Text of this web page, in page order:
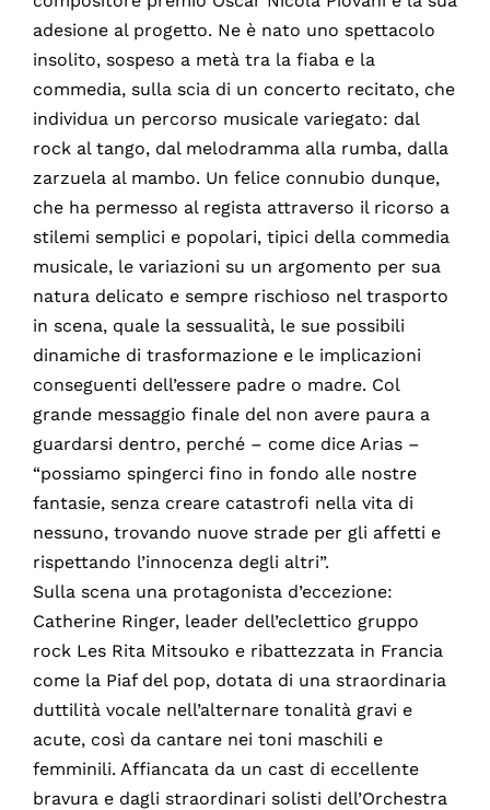
adesione al progetto. Ne è nato uno spettacolo
insolito, sospeso a metà tra la fiaba e la
commedia, sulla scia di un concerto recitato, che
individua un percorso musicale variegato: dal
rock al tango, dal melodramma alla rumba, dalla
zarzuela al mambo. Un felice connubio dunque,
che ha permesso al regista attraverso il ricorso a
stilemi semplici e popolari, tipici della commedia
musicale, le variazioni su un argomento per sua
natura delicato e sempre rischioso nel trasporto
in scena, quale la sessualità, le sue possibili
dinamiche di trasformazione e le implicazioni
conseguenti dell’essere padre o madre. Col
grande messaggio finale del non avere paura a
guardarsi dentro, perché – come dice Arias –
“possiamo spingerci fino in fondo alle nostre
fantasie, senza creare catastrofi nella vita di
nessuno, trovando nuove strade per gli affetti e
rispettando l’innocenza degli altri”.
Sulla scena una protagonista d’eccezione:
Catherine Ringer, leader dell’eclettico gruppo
rock Les Rita Mitsouko e ribattezzata in Francia
come la Piaf del pop, dotata di una straordinaria
duttilità vocale nell’alternare tonalità gravi e
acute, così da cantare nei toni maschili e
femminili. Affiancata da un cast di eccellente
bravura e dagli straordinari solisti dell’Orchestra